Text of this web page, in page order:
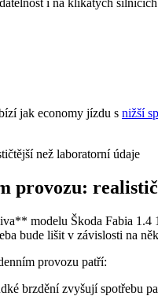
jak economy jízdu s nižší
provozu:
modelu Škoda Fabia
bude lišit v závislosti na
provozu patří:
brzdění zvyšují spotřebu